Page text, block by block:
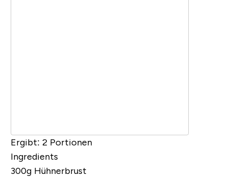
Ergibt: 2 Portionen
Ingredients
300g Hühnerbrust